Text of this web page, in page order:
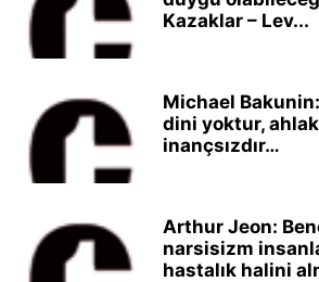
Kazaklar – Lev...
Michael Bakunin:
dini yoktur,
inançsızdır…
Arthur Jeon:
narsisizm
hastalık halini